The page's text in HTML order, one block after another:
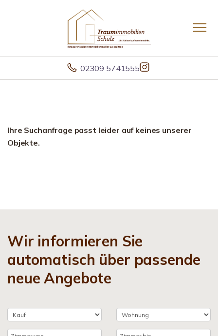
02309 5741555
Ihre Suchanfrage passt leider auf keines unserer
Objekte.
Wir informieren Sie
automatisch über passende
neue Angebote